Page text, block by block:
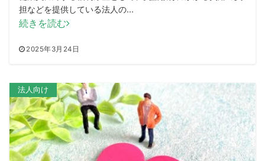
担などを提供している法人の...
2025年3月24日
続きを読む
法人向け